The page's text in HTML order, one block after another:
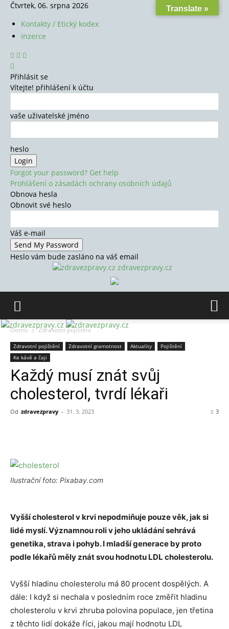
Čtvrtek, 06. srpna 2026
Kontakty / Etický kodex
Inzerce
Přihlásit se
Vítejte! přihlášení k účtu
vaše uživatelské jméno
heslo
Forgot your password? Get help
Prohlášení o zásadách ochrany osobních údajů
Obnova hesla
Obnovit své heslo
Váš e-mail
Heslo vám bude zasláno na váš email
zdravezpravy.cz
Domů Zdravotní pojištění
Zdravotní pojištění Zdravotní gramotnost Aktuality
Pojištění
Ke kávě a čaji
Každý musí znát svůj
cholesterol, tvrdí lékaři
Od zdravezpravy - 31. 3. 2023 3
Ilustrační foto: Pixabay.com
Vyšší cholesterol v krvi nepodmiňuje pouze věk, jak si
lidé myslí. Významnou roli v jeho ukládání sehrává
genetika, strava i pohyb. I mladší generace by proto
podle lékařů měly znát svou hodnotu LDL cholesterolu.
Vyšší hladinu cholesterolu má 80 procent dospělých. A
dále: I když si nechala v posledním roce změřit hladinu
cholesterolu v krvi zhruba polovina populace, jen třetina
z těchto lidí dokáže říci, jakou mají hodnotu LDL
Translate »